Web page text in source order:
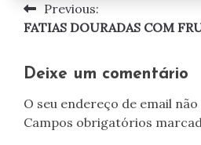
Navegação
artigos
Previous:
FATIAS DOURADAS COM
Deixe um comentário
O seu endereço de email
Campos obrigatórios